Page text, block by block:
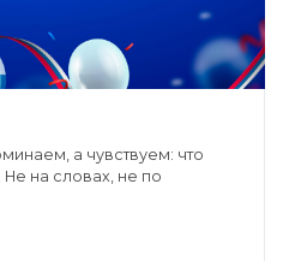
а чувствуем: что
Не на словах, не по